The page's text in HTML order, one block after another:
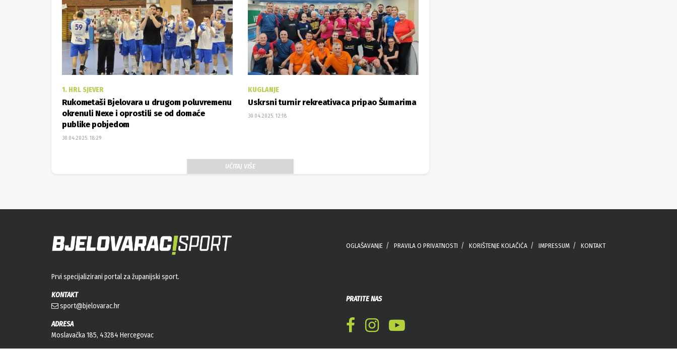
1. HRL SJEVER
Rukometaši Bjelovara u drugom poluvremenu
okrenuli Nexe i oprostili se od domaće
publike pobjedom
30.04.2025. 18:29
KUGLANJE
Uskrsni turnir rekreativaca pripao Šumarima
30.04.2025. 12:18
UČITAJ VIŠE
Prvi specijalizirani portal za županijski sport.
KONTAKT
sport@bjelovarac.hr
ADRESA
Moslavačka 185, 43284 Hercegovac
OGLAŠAVANJE PRAVILA O PRIVATNOSTI KORIŠTENJE KOLAČIĆA IMPRESSUM KONTAKT
PRATITE NAS